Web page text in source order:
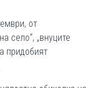
от
село“, „внуците
придобият